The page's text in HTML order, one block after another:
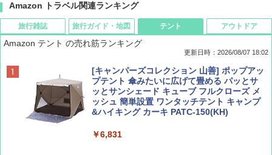
Amazon トラベル関連ランキング
旅行雑誌
ディズニーファン ２０２６年 ９月号 [雑
誌] (ＤＩＳＮＥＹ ＦＡＮ)
￥713
旅行ガイド・地図
僕が見た未来【完全版】
￥0
テント
Amazon テント の売れ筋ランキング
更新日時：2026/08/07 18:02
[キャンパーズコレクション 山善] ポップアッ
プテント 傘みたいに広げて畳める パッとサ
ッとサンシェード キューブ フルクローズ メ
ッシュ 簡単設置 ワンタッチテント キャンプ
&ハイキング カーキ PATC-150(KH)
￥6,831
アウトドア